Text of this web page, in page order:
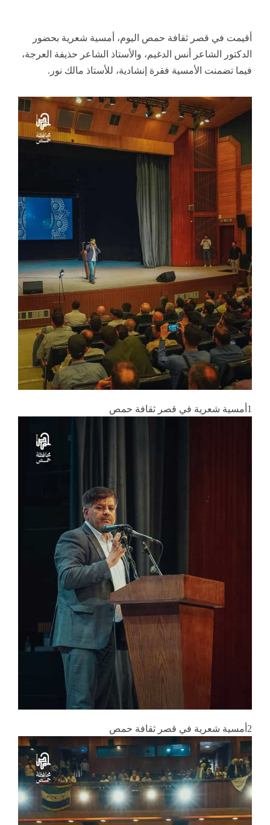
أقيمت في قصر ثقافة حمص اليوم، أمسية شعرية بحضور
الدكتور الشاعر أنس الدغيم، والأستاذ الشاعر حذيفة العرجة،
فيما تضمنت الأمسية فقرة إنشادية، للأستاذ مالك نور.
1أمسية شعرية في قصر ثقافة حمص
2أمسية شعرية في قصر ثقافة حمص